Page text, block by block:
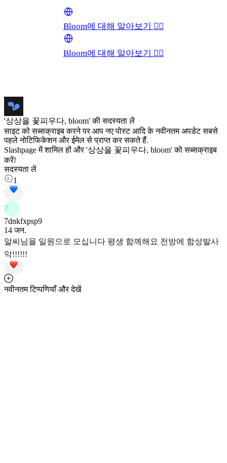
Bloom에 대해 알아보기 👉🏻
Bloom에 대해 알아보기 👉🏻
'상상을 꽃피우다, bloom' की सदस्यता लें
साइट को सब्सक्राइब करने पर आप नए पोस्ट आदि के नवीनतम अपडेट सबसे
पहले नोटिफिकेशन और ईमेल से प्राप्त कर सकते हैं.
Slashpage में शामिल हों और '상상을 꽃피우다, bloom' को सब्सक्राइब
करें!
सदस्यता लें
1
7
7dnkfxpsp9
14 जन.
알씨님을 일원으로 모십니다 평생 함께해요 전방에 함성발사
악!!!!!!
नवीनतम टिप्पणियाँ और देखें